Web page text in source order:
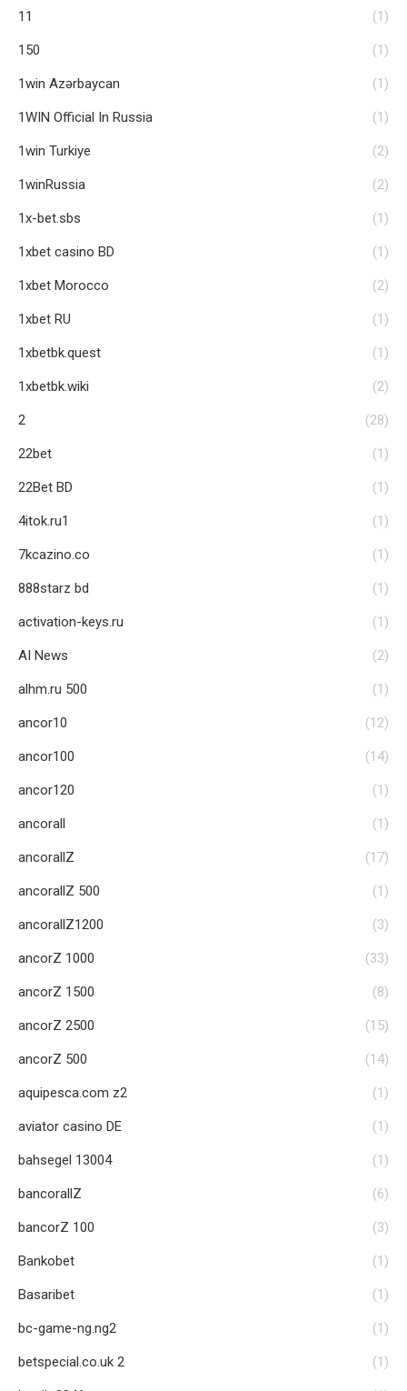
11 (1)
150 (1)
1win Azərbaycan (1)
1WIN Official In Russia (1)
1win Turkiye (2)
1winRussia (2)
1x-bet.sbs (1)
1xbet casino BD (1)
1xbet Morocco (2)
1xbet RU (1)
1xbetbk.quest (1)
1xbetbk.wiki (2)
2 (28)
22bet (1)
22Bet BD (1)
4itok.ru1 (1)
7kcazino.co (1)
888starz bd (1)
activation-keys.ru (1)
AI News (2)
alhm.ru 500 (1)
ancor10 (12)
ancor100 (14)
ancor120 (1)
ancorall (1)
ancorallZ (17)
ancorallZ 500 (1)
ancorallZ1200 (3)
ancorZ 1000 (33)
ancorZ 1500 (8)
ancorZ 2500 (15)
ancorZ 500 (14)
aquipesca.com z2 (1)
aviator casino DE (1)
bahsegel 13004 (1)
bancorallZ (6)
bancorZ 100 (3)
Bankobet (1)
Basaribet (1)
bc-game-ng.ng2 (1)
betspecial.co.uk 2 (1)